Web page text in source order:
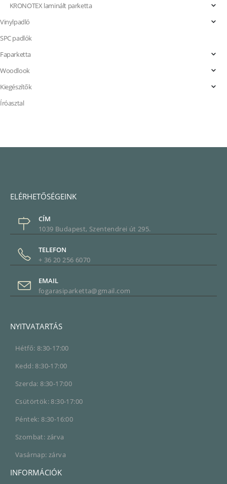
KRONOTEX laminált parketta
Vinylpadló
SPC padlók
Faparketta
Woodlook
Kiegészítők
Íróasztal
ELÉRHETŐSÉGEINK
CÍM
1039 Budapest, Szentendrei út 295.
TELEFON
+ 36 20 256 6070
EMAIL
fogarasiparketta@gmail.com
NYITVATARTÁS
Hétfő: 8:30-17:00
Kedd: 8:30-17:00
Szerda: 8:30-17:00
Csütörtök: 8:30-17:00
Péntek: 8:30-16:00
Szombat: zárva
Vasárnap: zárva
INFORMÁCIÓK